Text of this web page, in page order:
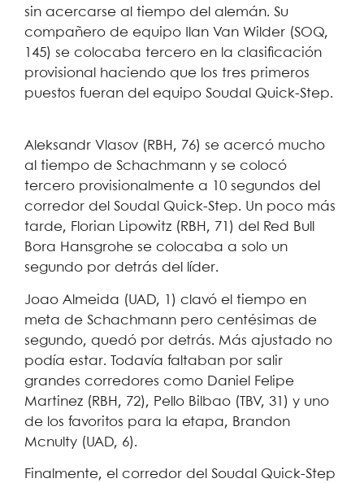
sin acercarse al tiempo del alemán. Su
compañero de equipo Ilan Van Wilder (SOQ,
145) se colocaba tercero en la clasificación
provisional haciendo que los tres primeros
puestos fueran del equipo Soudal Quick-Step.
Aleksandr Vlasov (RBH, 76) se acercó mucho
al tiempo de Schachmann y se colocó
tercero provisionalmente a 10 segundos del
corredor del Soudal Quick-Step. Un poco más
tarde, Florian Lipowitz (RBH, 71) del Red Bull
Bora Hansgrohe se colocaba a solo un
segundo por detrás del líder.
Joao Almeida (UAD, 1) clavó el tiempo en
meta de Schachmann pero centésimas de
segundo, quedó por detrás. Más ajustado no
podía estar. Todavía faltaban por salir
grandes corredores como Daniel Felipe
Martinez (RBH, 72), Pello Bilbao (TBV, 31) y uno
de los favoritos para la etapa, Brandon
Mcnulty (UAD, 6).
Finalmente, el corredor del Soudal Quick-Step